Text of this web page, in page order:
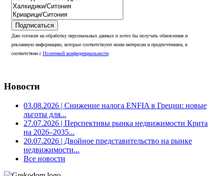
Подписаться
Даю согласие на обработку персональных данных и хотел бы получать обновления и
рекламную информацию, которые соответствуют моим интересам и предпочтениям, в
соответствии с Политикой конфиденциальности
Новости
03.08.2026 | Снижение налога ENFIA в Греции: новые
льготы для...
27.07.2026 | Перспективы рынка недвижимости Крита
на 2026–2035...
20.07.2026 | Двойное представительство на рынке
недвижимости...
Все новости